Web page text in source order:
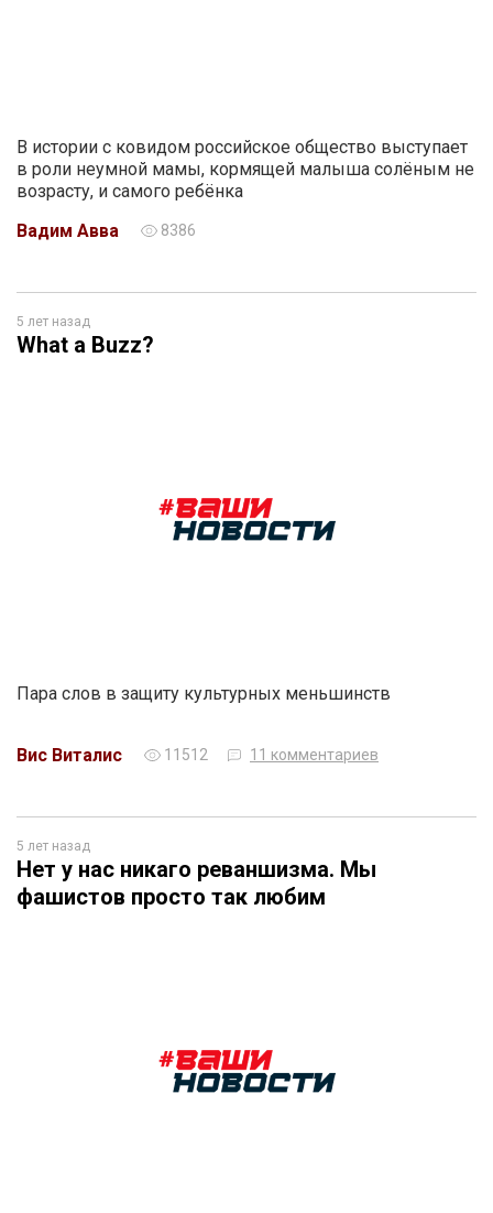
В истории с ковидом российское общество выступает
в роли неумной мамы, кормящей малыша солёным не
возрасту, и самого ребёнка
Вадим Авва
8386
5 лет назад
What a Buzz?
Пара слов в защиту культурных меньшинств
Вис Виталис 11512 11 комментариев
5 лет назад
Нет у нас никаго реваншизма. Мы
фашистов просто так любим